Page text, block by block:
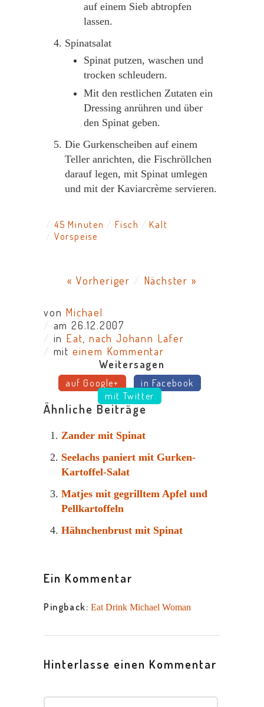
auf einem Sieb abtropfen
lassen.
Spinatsalat
Spinat putzen, waschen und
trocken schleudern.
Mit den restlichen Zutaten ein
Dressing anrühren und über
den Spinat geben.
Die Gurkenscheiben auf einem
Teller anrichten, die Fischröllchen
darauf legen, mit Spinat umlegen
und mit der Kaviarcrème servieren.
45 Minuten Fisch
Kalt
Vorspeise
« Vorheriger / Nächster »
von Michael
/ am 26.12.2007
/ in Eat ,nach Johann Lafer
/ mit einem Kommentar
Weitersagen
auf Google+
in Facebook
mit Twitter
Ähnliche Beiträge
Zander mit Spinat
Seelachs paniert mit Gurken-
Kartoffel-Salat
Matjes mit gegrilltem Apfel und
Pellkartoffeln
Hähnchenbrust mit Spinat
Ein Kommentar
Pingback: Eat Drink Michael Woman
Hinterlasse einen Kommentar